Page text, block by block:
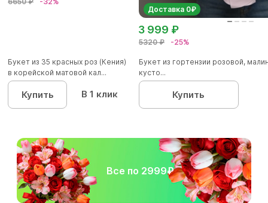
Букет из 35 красных роз (Кения)
в корейской матовой кал...
Купить В 1 клик
Доставка 0₽
5320 ₽ -25%
3 999 ₽
Букет из гортензии розовой,
кусто...
Купить
Все по 2999₽